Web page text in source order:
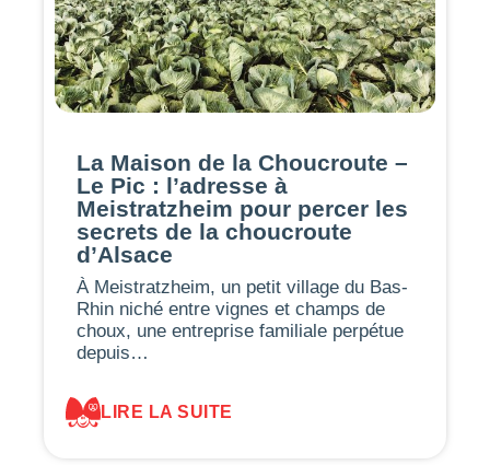
La Maison de la Choucroute –
Le Pic : l’adresse à
Meistratzheim pour percer les
secrets de la choucroute
d’Alsace
À Meistratzheim, un petit village du Bas-
Rhin niché entre vignes et champs de
choux, une entreprise familiale perpétue
depuis…
LIRE LA SUITE